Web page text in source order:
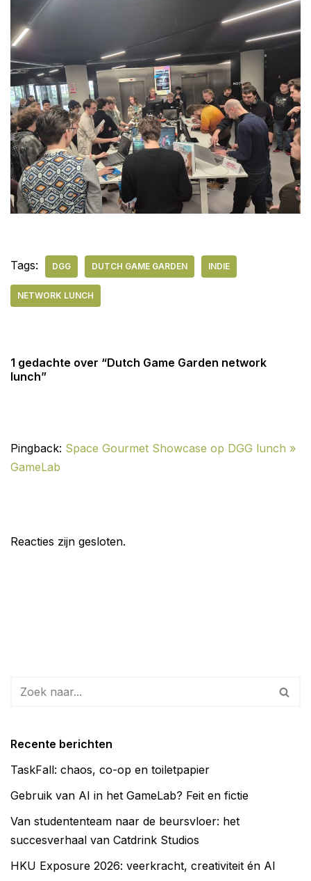
Tags: DGG DUTCH GAME GARDEN INDIE
NETWORK LUNCH
1 gedachte over “Dutch Game Garden network
lunch”
Pingback: Space Gourmet Showcase op DGG lunch »
GameLab
Reacties zijn gesloten.
Recente berichten
TaskFall: chaos, co-op en toiletpapier
Gebruik van AI in het GameLab? Feit en fictie
Van studententeam naar de beursvloer: het
succesverhaal van Catdrink Studios
HKU Exposure 2026: veerkracht, creativiteit én AI